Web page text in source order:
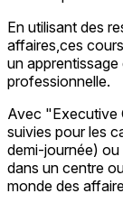
En utilisant des
affaires,ces
un apprentissage
professionnelle.
Avec "Executive
suivies pour les
demi-journée) ou
dans un centre
monde des